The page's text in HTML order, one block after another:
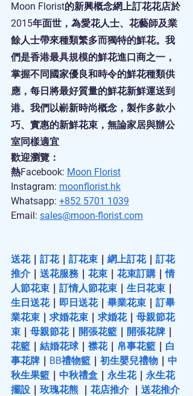
Moon Florist的新興概念網上訂花花店於
2015年面世，為愛花人士、花藝師及業
餘人士帶來種類繁多而獨特的鮮花。我
們是香港最具規模的鮮花進口商之一，
掌握不同國家優良和時令的鮮花種類供
應，每日將最好質量的鮮花新鮮運送到
港。我們以嶄新時尚概念，製作多款小
巧、實惠的新鮮花束，無論家居與辦公
室同樣適宜
歡迎瀏覽：
熱Facebook: Moon Florist
Instagram: moonflorist.hk
Whatsapp: +852 5701 1039
Email: sales@moon-florist.com
送花｜ 訂花｜ 訂花束 ｜ 網上訂花｜ 訂花
推介｜ 送花服務 ｜ 花束 ｜ 花束訂購 ｜情
人節花束 ｜ 訂情人節花束 ｜ 生日花束 ｜
生日送花｜ 即日送花｜ 畢業花束 ｜ 訂畢
業花束 ｜ 求婚花束 ｜ 求婚花｜ 母親節花
束 ｜ 母親節花｜ 開張花籃 ｜ 開張花牌 ｜
花籃 ｜ 結婚花球｜ 襟花｜ 帛事花籃 ｜ 白
事花牌 ｜ BB禮物籃 ｜ 初生嬰兒禮物 ｜ 中
秋生果籃 ｜ 中秋禮盒 ｜ 永生花｜ 永生花
擺設 ｜ 玫瑰花熊 ｜ 花店推介 ｜ 送花推介